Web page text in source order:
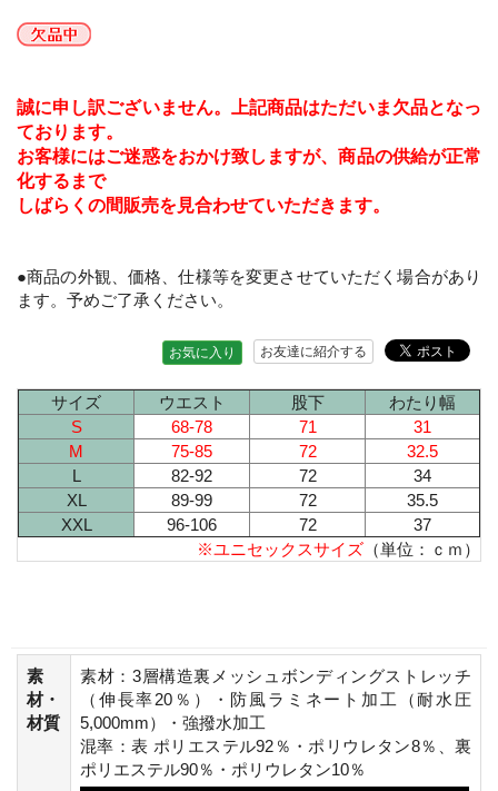
誠に申し訳ございません。上記商品はただいま欠品となっ
ております。
お客様にはご迷惑をおかけ致しますが、商品の供給が正常
化するまで
しばらくの間販売を見合わせていただきます。
●商品の外観、価格、仕様等を変更させていただく場合があり
ます。予めご了承ください。
お友達に紹介する
お気に入り
サイズ ウエスト 股下
わたり幅
S
68-78 71
31
M
75-85 72
32.5
L
82-92 72
34
XL
89-99 72
35.5
XXL
96-106 72
37
※ユニセックスサイズ （単位：ｃｍ）
素
材・
材質
素材：3層構造裏メッシュボンディングストレッチ
（伸長率20％）・防風ラミネート加工（耐水圧
5,000mm）・強撥水加工
混率：表 ポリエステル92％・ポリウレタン8％、裏
ポリエステル90％・ポリウレタン10％